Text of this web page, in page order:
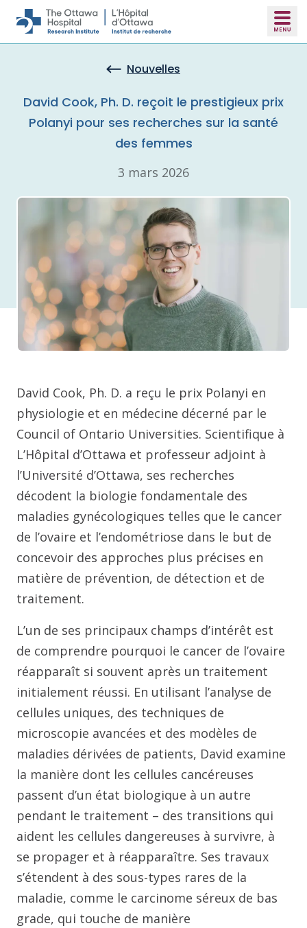
Skip to main content
Nouvelles
David Cook, Ph. D. reçoit le prestigieux prix
Polanyi pour ses recherches sur la santé
des femmes
3 mars 2026
David Cook, Ph. D. a reçu le prix Polanyi en
physiologie et en médecine décerné par le
Council of Ontario Universities. Scientifique à
L’Hôpital d’Ottawa et professeur adjoint à
l’Université d’Ottawa, ses recherches
décodent la biologie fondamentale des
maladies gynécologiques telles que le cancer
de l’ovaire et l’endométriose dans le but de
concevoir des approches plus précises en
matière de prévention, de détection et de
traitement.
L’un de ses principaux champs d’intérêt est
de comprendre pourquoi le cancer de l’ovaire
réapparaît si souvent après un traitement
initialement réussi. En utilisant l’analyse de
cellules uniques, des techniques de
microscopie avancées et des modèles de
maladies dérivées de patients, David examine
la manière dont les cellules cancéreuses
passent d’un état biologique à un autre
pendant le traitement – des transitions qui
aident les cellules dangereuses à survivre, à
se propager et à réapparaître. Ses travaux
s’étendent à des sous-types rares de la
maladie, comme le carcinome séreux de bas
grade, qui touche de manière